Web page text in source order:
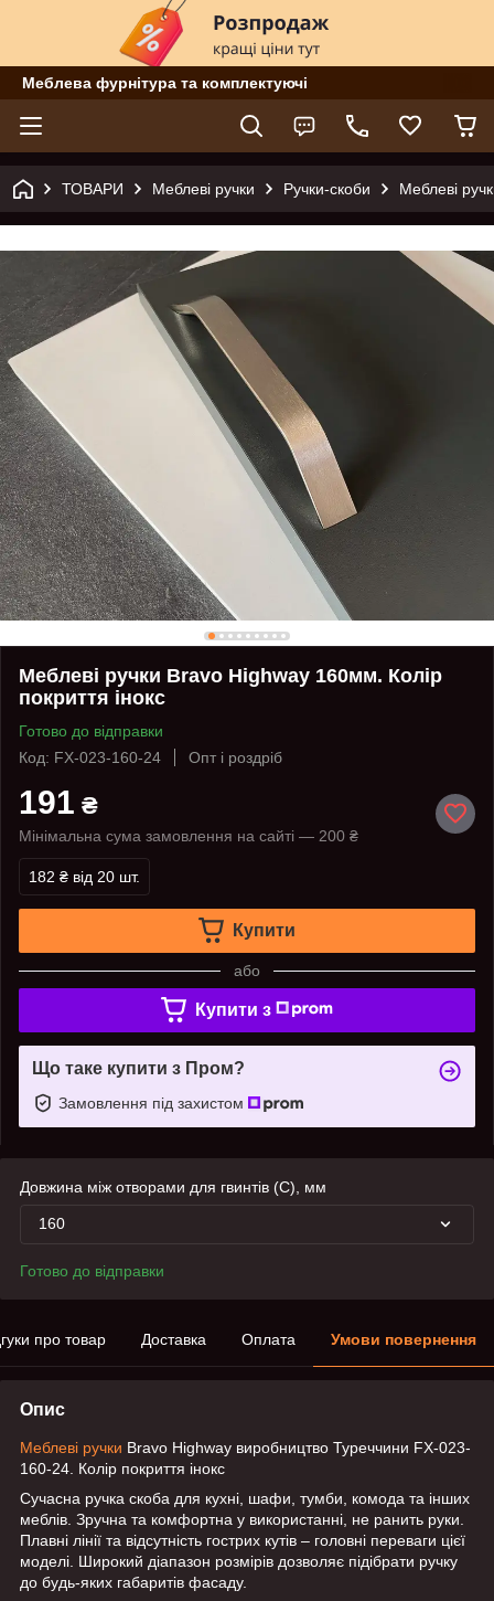
Меблева фурнітура та комплектуючі
ТОВАРИ Меблеві ручки Ручки-скоби Меблеві
Меблеві ручки Bravo Highway 160мм. Колір
покриття інокс
Готово до відправки
Код: FX-023-160-24
Опт і роздріб
191 ₴
Мінімальна сума замовлення на сайті — 200 ₴
182 ₴ від 20 шт.
Купити
або
Купити з
Що таке купити з Пром?
Замовлення під захистом
Довжина між отворами для гвинтів (C), мм
160
Готово до відправки
про товар Доставка Оплата Умови повернення
Опис
Меблеві ручки Bravo Highway виробництво Туреччини FX-023-
160-24. Колір покриття інокс
Сучасна ручка скоба для кухні, шафи, тумби, комода та інших
меблів. Зручна та комфортна у використанні, не ранить руки.
Плавні лінії та відсутність гострих кутів – головні переваги цієї
моделі. Широкий діапазон розмірів дозволяє підібрати ручку
до будь-яких габаритів фасаду.